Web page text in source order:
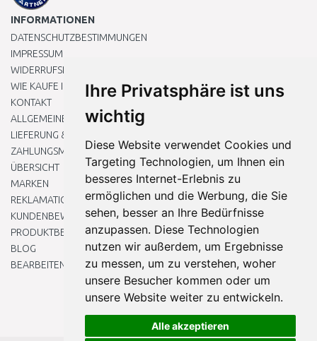
Ihre Privatsphäre ist uns
wichtig
Diese Website verwendet Cookies und
Targeting Technologien, um Ihnen ein
besseres Internet-Erlebnis zu
ermöglichen und die Werbung, die Sie
sehen, besser an Ihre Bedürfnisse
anzupassen. Diese Technologien
nutzen wir außerdem, um Ergebnisse
zu messen, um zu verstehen, woher
unsere Besucher kommen oder um
unsere Website weiter zu entwickeln.
Alle akzeptieren
INFORMATIONEN
DATENSCHUTZBESTIMMUNGEN
IMPRESSUM
WIDERRUFSRECHT
WIE KAUFE ICH EIN?
KONTAKT
ALLGEMEINEN GESCHÄFTSBEDINGUNGEN
LIEFERUNG & ZAHLUNG
ZAHLUNGSMETHODEN
ÜBERSICHT
MARKEN
REKLAMATIONEN UND RETOUREN
KUNDENBEWERTUNG
PRODUKTBEWERTUNG
BLOG
BEARBEITEN SIE MEINE COOKIE-EINSTELLUNGEN